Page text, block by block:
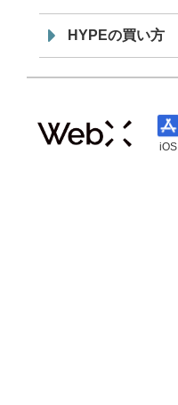
HYPEの買い方
iOS